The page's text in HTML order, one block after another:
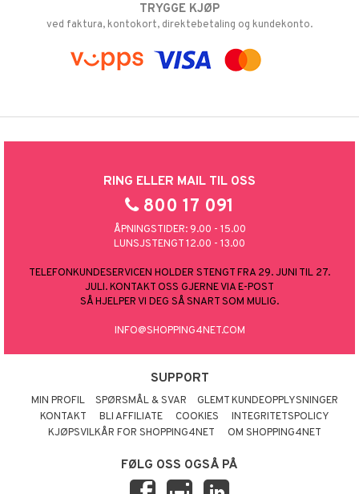
TRYGGE KJØP
ved faktura, kontokort, direktebetaling og kundekonto.
RING ELLER MAIL TIL OSS
800 17 091
ÅPNINGSTIDER: 9.00 - 15.00
LUNSJSTENGT 12.00 - 13.00
TELEFONKUNDESERVICEN HOLDER STENGT FRA 29. JUNI TIL 27.
JULI. KONTAKT OSS GJERNE VIA E-POST
SÅ HJELPER VI DEG SÅ SNART SOM MULIG.
INFO@SHOPPING4NET.COM
SUPPORT
MIN PROFIL SPØRSMÅL & SVAR
GLEMT KUNDEOPPLYSNINGER
KONTAKT
BLI AFFILIATE COOKIES
INTEGRITETSPOLICY
KJØPSVILKÅR FOR SHOPPING4NET
OM SHOPPING4NET
FØLG OSS OGSÅ PÅ